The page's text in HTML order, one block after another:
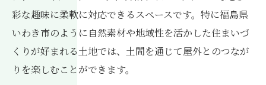
趣味を楽しむための土間設計アイデア集
自然素材で彩る土間のある家づくり
工務店が選ぶ自然素材と土間の調和術
趣味空間に最適な自然素材の土間実例
彩な趣味に柔軟に対応できるスペースです。特に福島県
いわき市のように自然素材や地域性を活かした住まいづ
くりが好まれる土地では、土間を通じて屋外とのつなが
りを楽しむことができます。